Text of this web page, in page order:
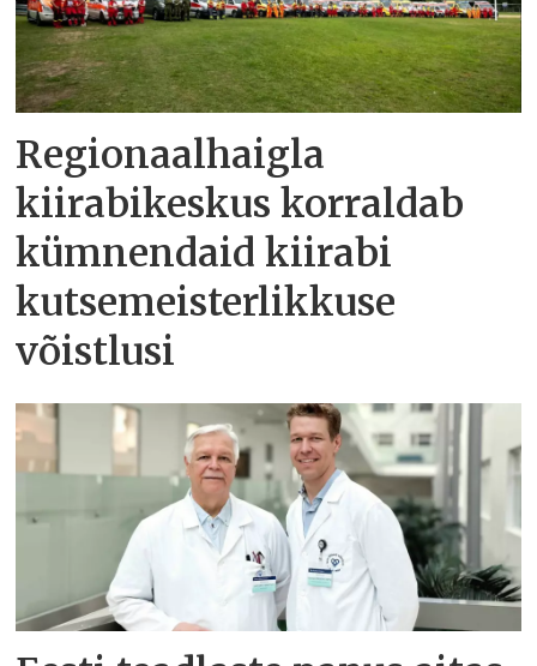
Regionaalhaigla
kiirabikeskus korraldab
kümnendaid kiirabi
kutsemeisterlikkuse
võistlusi